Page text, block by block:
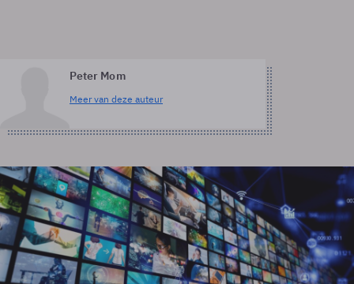
Peter Mom
Meer van deze auteur